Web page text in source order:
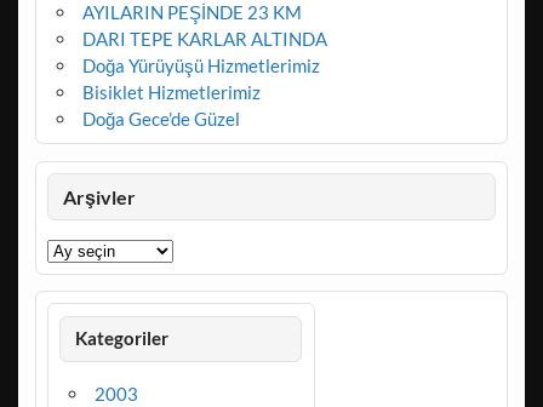
AYILARIN PEŞİNDE 23 KM
DARI TEPE KARLAR ALTINDA
Doğa Yürüyüşü Hizmetlerimiz
Bisiklet Hizmetlerimiz
Doğa Gece’de Güzel
Arşivler
Arşivler
Kategoriler
2003